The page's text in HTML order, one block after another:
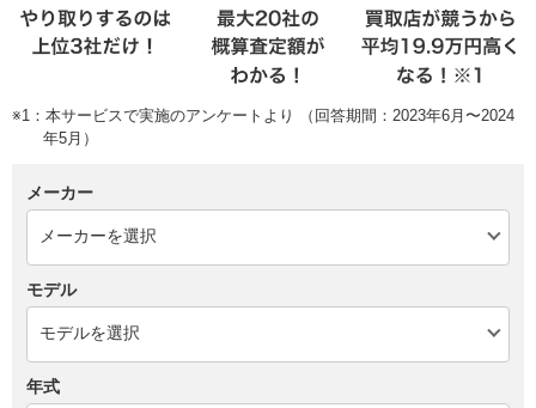
※1：本サービスで実施のアンケートより （回答期間：2023年6月〜2024
年5月）
メーカー
モデル
年式